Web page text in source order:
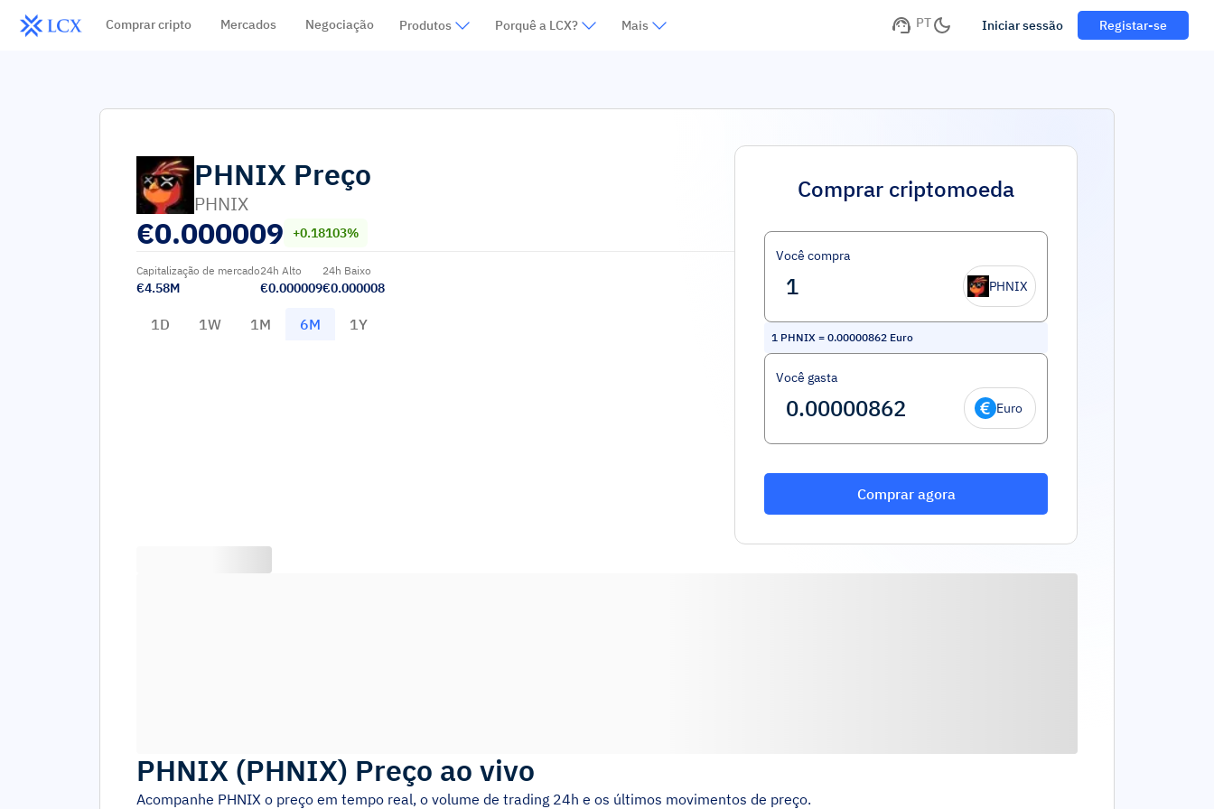
Comprar cripto Mercados Negociação Produtos Porquê a LCX? Mais PT Iniciar sessão Registar-se
PHNIX Preço
PHNIX
€0.000009 +0.18103%
Capitalização de mercado
€4.58M
24h Alto
€0.000009
24h Baixo
€0.000008
1D 1W 1M 6M 1Y
Comprar criptomoeda
Você compra
PHNIX
1 PHNIX = 0.00000862 Euro
Você gasta
Euro
Comprar agora
PHNIX (PHNIX) Preço ao vivo
Acompanhe PHNIX o preço em tempo real, o volume de trading 24h e os últimos movimentos de preço.